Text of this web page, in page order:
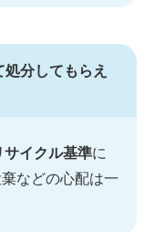
分してもらえ
サイクル基準に
などの心配は一